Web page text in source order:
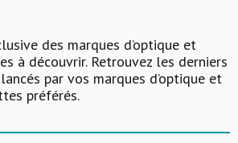
des marques d’optique et
à découvrir. Retrouvez les derniers
par vos marques d’optique et
préférés.